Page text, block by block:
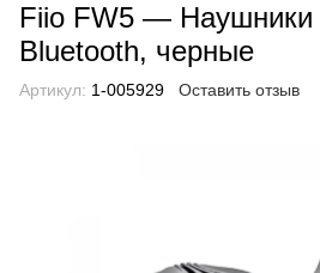
Fiio FW5 — Наушники
Bluetooth, черные
Артикул: 1-005929 Оставить отзыв